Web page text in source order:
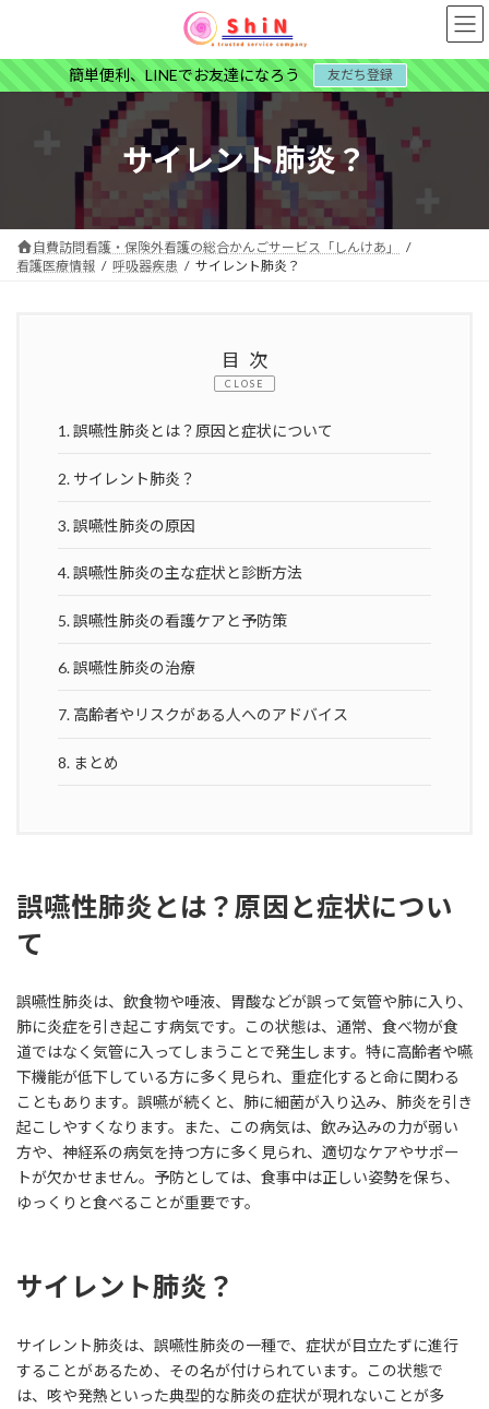
ツ
シ
簡単便利、LINEでお友達になろう 友だち登録
サイレント肺炎？
自費訪問看護・保険外看護の総合かんごサービス「しんけあ」
看護医療情報
呼吸器疾患 サイレント肺炎？
目次
CLOSE
1.誤嚥性肺炎とは？原因と症状について
2. サイレント肺炎？
3.誤嚥性肺炎の原因
4.誤嚥性肺炎の主な症状と診断方法
5.誤嚥性肺炎の看護ケアと予防策
6.誤嚥性肺炎の治療
7. 高齢者やリスクがある人へのアドバイス
8. まとめ
誤嚥性肺炎とは？原因と症状につい
て
誤嚥性肺炎は、飲食物や唾液、胃酸などが誤って気管や肺に入り、
肺に炎症を引き起こす病気です。この状態は、通常、食べ物が食
道ではなく気管に入ってしまうことで発生します。特に高齢者や嚥
下機能が低下している方に多く見られ、重症化すると命に関わる
こともあります。誤嚥が続くと、肺に細菌が入り込み、肺炎を引き
起こしやすくなります。また、この病気は、飲み込みの力が弱い
方や、神経系の病気を持つ方に多く見られ、適切なケアやサポー
トが欠かせません。予防としては、食事中は正しい姿勢を保ち、
ゆっくりと食べることが重要です。
サイレント肺炎？
サイレント肺炎は、誤嚥性肺炎の一種で、症状が目立たずに進行
することがあるため、その名が付けられています。この状態で
は、咳や発熱といった典型的な肺炎の症状が現れないことが多